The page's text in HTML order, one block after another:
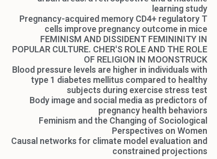
learning study
Pregnancy-acquired memory CD4+ regulatory T
cells improve pregnancy outcome in mice
FEMINISM AND DISSIDENT FEMININITY IN
POPULAR CULTURE. CHER'S ROLE AND THE ROLE
OF RELIGION IN MOONSTRUCK
Blood pressure levels are higher in individuals with
type 1 diabetes mellitus compared to healthy
subjects during exercise stress test
Body image and social media as predictors of
pregnancy health behaviors
Feminism and the Changing of Sociological
Perspectives on Women
Causal networks for climate model evaluation and
constrained projections